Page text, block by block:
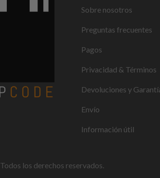
Sobre nosotros
Preguntas frecuentes
Pagos
Privacidad & Términos
Devoluciones y
Envío
Información útil
. Todos los derechos reservados.